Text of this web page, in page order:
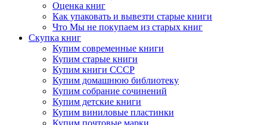
Оценка книг
Как упаковать и вывезти старые книги
Что Мы не покупаем из старых книг
Скупка книг
Купим современные книги
Купим старые книги
Купим книги СССР
Купим домашнюю библиотеку
Купим собрание сочинений
Купим детские книги
Купим виниловые пластинки
Купим почтовые марки